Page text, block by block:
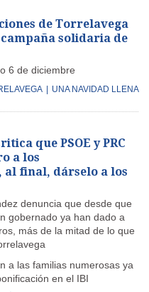
de Torrelavega
solidaria de
6 de diciembre
UNA NAVIDAD LLENA
que PSOE y PRC
a los
al final, dárselo a los
denuncia que desde que
gobernado ya han dado a
más de la mitad de lo que
a las familias numerosas ya
en el IBI